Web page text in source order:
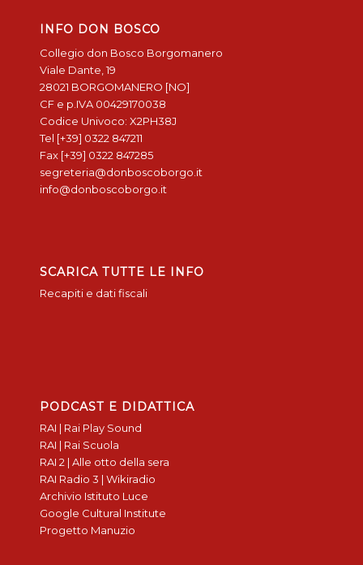
INFO DON BOSCO
Collegio don Bosco Borgomanero
Viale Dante, 19
28021 BORGOMANERO [NO]
CF e p.IVA 00429170038
Codice Univoco: X2PH38J
Tel [+39] 0322 847211
Fax [+39] 0322 847285
segreteria@donboscoborgo.it
info@donboscoborgo.it
SCARICA TUTTE LE INFO
Recapiti e dati fiscali
PODCAST E DIDATTICA
RAI | Rai Play Sound
RAI | Rai Scuola
RAI 2 | Alle otto della sera
RAI Radio 3 | Wikiradio
Archivio Istituto Luce
Google Cultural Institute
Progetto Manuzio